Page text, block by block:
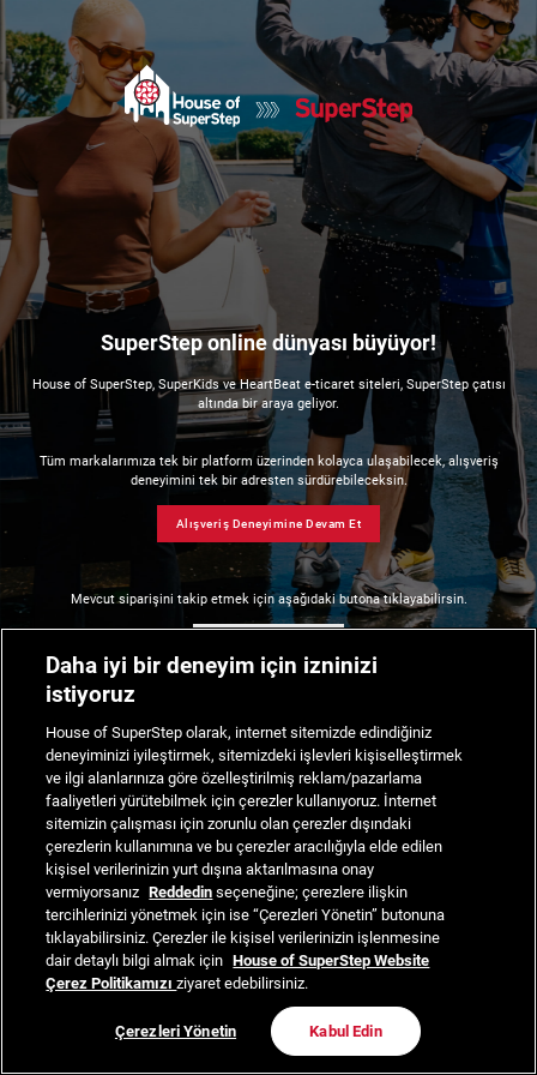
SuperStep online dünyası büyüyor!
House of SuperStep, SuperKids ve HeartBeat e-ticaret siteleri, SuperStep çatısı
altında bir araya geliyor.
Tüm markalarımıza tek bir platform üzerinden kolayca ulaşabilecek, alışveriş
deneyimini tek bir adresten sürdürebileceksin.
Alışveriş Deneyimine Devam Et
Mevcut siparişini takip etmek için aşağıdaki butona tıklayabilirsin.
Daha iyi bir deneyim için izninizi
istiyoruz
House of SuperStep olarak, internet sitemizde edindiğiniz
deneyiminizi iyileştirmek, sitemizdeki işlevleri kişiselleştirmek
ve ilgi alanlarınıza göre özelleştirilmiş reklam/pazarlama
faaliyetleri yürütebilmek için çerezler kullanıyoruz. İnternet
sitemizin çalışması için zorunlu olan çerezler dışındaki
çerezlerin kullanımına ve bu çerezler aracılığıyla elde edilen
kişisel verilerinizin yurt dışına aktarılmasına onay
vermiyorsanız Reddedin seçeneğine; çerezlere ilişkin
tercihlerinizi yönetmek için ise “Çerezleri Yönetin” butonuna
tıklayabilirsiniz. Çerezler ile kişisel verilerinizin işlenmesine
dair detaylı bilgi almak için House of SuperStep Website
Çerez Politikamızıziyaret edebilirsiniz.
Çerezleri Yönetin Kabul Edin